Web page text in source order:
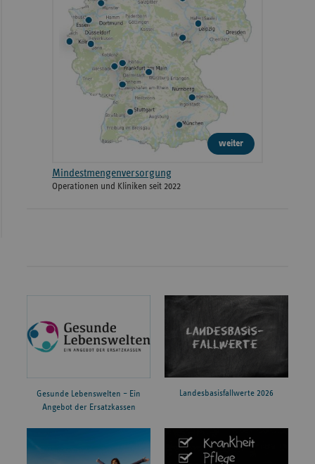
weiter
Mindestmengenversorgung
Operationen und Kliniken seit 2022
Gesunde Lebenswelten – Ein
Angebot der Ersatzkassen
Landesbasisfallwerte 2026